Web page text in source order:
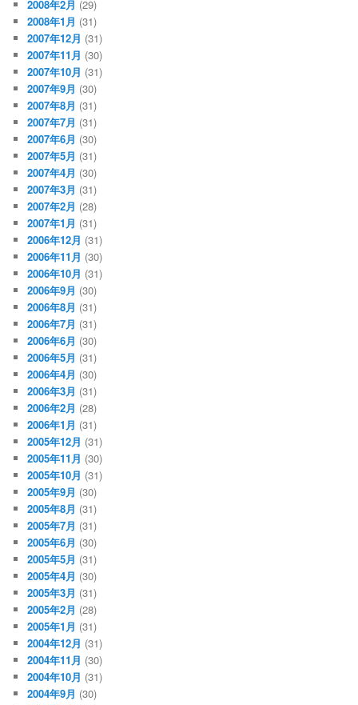
2008年2月 (29)
2008年1月 (31)
2007年12月 (31)
2007年11月 (30)
2007年10月 (31)
2007年9月 (30)
2007年8月 (31)
2007年7月 (31)
2007年6月 (30)
2007年5月 (31)
2007年4月 (30)
2007年3月 (31)
2007年2月 (28)
2007年1月 (31)
2006年12月 (31)
2006年11月 (30)
2006年10月 (31)
2006年9月 (30)
2006年8月 (31)
2006年7月 (31)
2006年6月 (30)
2006年5月 (31)
2006年4月 (30)
2006年3月 (31)
2006年2月 (28)
2006年1月 (31)
2005年12月 (31)
2005年11月 (30)
2005年10月 (31)
2005年9月 (30)
2005年8月 (31)
2005年7月 (31)
2005年6月 (30)
2005年5月 (31)
2005年4月 (30)
2005年3月 (31)
2005年2月 (28)
2005年1月 (31)
2004年12月 (31)
2004年11月 (30)
2004年10月 (31)
2004年9月 (30)